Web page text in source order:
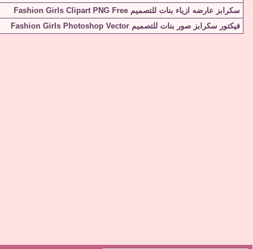
سكرابز عارضه ازياء بنات للتصميم Fashion Girls Clipart PNG Free
فيكتور سكرابز صور بنات للتصميم Fashion Girls Photoshop Vector